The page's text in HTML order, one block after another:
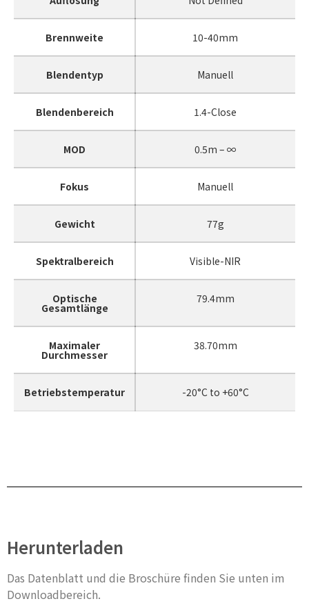
Brennweite 10-40mm
Blendentyp Manuell
Blendenbereich 1.4-Close
MOD 0.5m – ∞
Fokus Manuell
Gewicht 77g
Spektralbereich Visible-NIR
Optische
Gesamtlänge
79.4mm
Maximaler
Durchmesser
38.70mm
Betriebstemperatur -20°C to +60°C
Herunterladen
Das Datenblatt und die Broschüre finden Sie unten im
Downloadbereich.